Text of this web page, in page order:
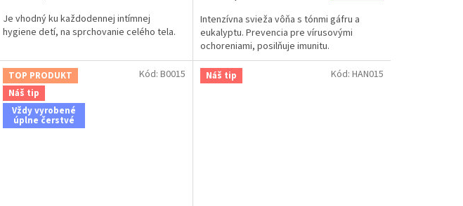
Je vhodný ku každodennej intímnej
hygiene detí, na sprchovanie celého tela.
Intenzívna svieža vôňa s tónmi gáfru a
eukalyptu. Prevencia pre vírusovými
ochoreniami, posilňuje imunitu.
TOP PRODUKT
Náš tip
Vždy vyrobené
úplne čerstvé
Kód: B0015 Náš tip Kód: HAN015